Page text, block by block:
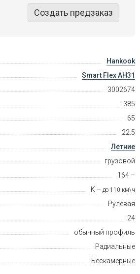
Создать предзаказ
Hankook
Smart Flex AH31
3002674
385
65
22.5
Летние
грузовой
164 –
K – до 110 км\ч
Рулевая
24
обычный профиль
Радиальные
Бескамерные